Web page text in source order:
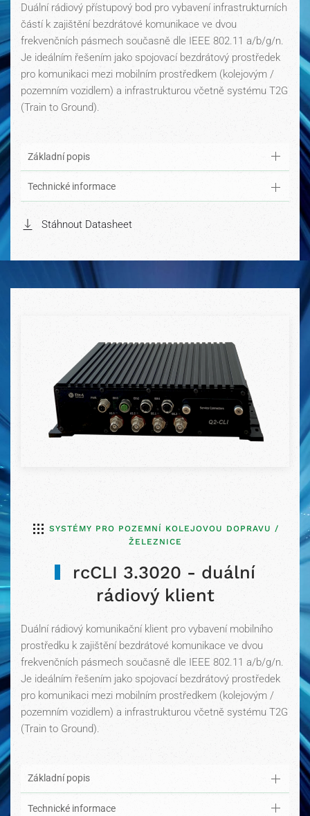
Duální rádiový přístupový bod pro vybavení infrastrukturních
částí k zajištění bezdrátové komunikace ve dvou
frekvenčních pásmech současně dle IEEE 802.11 a/b/g/n.
Je ideálním řešením jako spojovací bezdrátový prostředek
pro komunikaci mezi mobilním prostředkem (kolejovým /
pozemním vozidlem) a infrastrukturou včetně systému T2G
(Train to Ground).
Základní popis
Technické informace
Stáhnout Datasheet
SYSTÉMY PRO POZEMNÍ KOLEJOVOU DOPRAVU /
ŽELEZNICE
rcCLI 3.3020 - duální
rádiový klient
Duální rádiový komunikační klient pro vybavení mobilního
prostředku k zajištění bezdrátové komunikace ve dvou
frekvenčních pásmech současně dle IEEE 802.11 a/b/g/n.
Je ideálním řešením jako spojovací bezdrátový prostředek
pro komunikaci mezi mobilním prostředkem (kolejovým /
pozemním vozidlem) a infrastrukturou včetně systému T2G
(Train to Ground).
Základní popis
Technické informace